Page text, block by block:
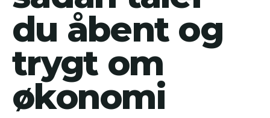
du åbent og
trygt om
økonomi